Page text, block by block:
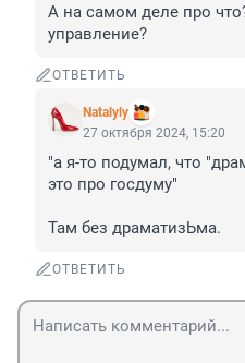
А на самом деле про
управление?
ОТВЕТИТЬ
Natalyly
27 октября 2024, 15:20
"а я-то подумал, что
это про госдуму"
Там без драматизЬма.
ОТВЕТИТЬ